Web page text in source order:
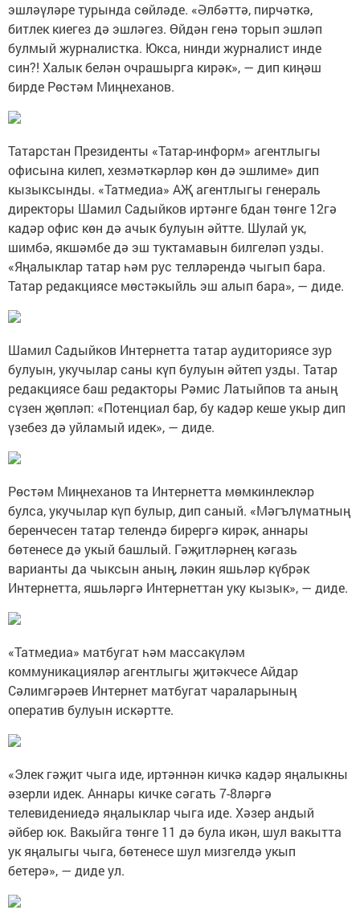
эшләүләре турында сөйләде. «Әлбәттә, пирчәткә,
битлек киегез дә эшләгез. Өйдән генә торып эшләп
булмый журналистка. Юкса, нинди журналист инде
син?! Халык белән очрашырга кирәк», — дип киңәш
бирде Рөстәм Миңнеханов.
Татарстан Президенты «Татар-информ» агентлыгы
офисына килеп, хезмәткәрләр көн дә эшлиме» дип
кызыксынды. «Татмедиа» АҖ агентлыгы генераль
директоры Шамил Садыйков иртәнге 6дан төнге 12гә
кадәр офис көн дә ачык булуын әйтте. Шулай ук,
шимбә, якшәмбе дә эш туктамавын билгеләп узды.
«Яңалыклар татар һәм рус телләрендә чыгып бара.
Татар редакциясе мөстәкыйль эш алып бара», — диде.
Шамил Садыйков Интернетта татар аудиториясе зур
булуын, укучылар саны күп булуын әйтеп узды. Татар
редакциясе баш редакторы Рәмис Латыйпов та аның
сүзен җөпләп: «Потенциал бар, бу кадәр кеше укыр дип
үзебез дә уйламый идек», — диде.
Рөстәм Миңнеханов та Интернетта мөмкинлекләр
булса, укучылар күп булыр, дип саный. «Мәгълүматның
беренчесен татар телендә бирергә кирәк, аннары
бөтенесе дә укый башлый. Гәҗитләрнең кәгазь
варианты да чыксын аның, ләкин яшьләр күбрәк
Интернетта, яшьләргә Интернеттан уку кызык», — диде.
«Татмедиа» матбугат һәм массакүләм
коммуникацияләр агентлыгы җитәкчесе Айдар
Сәлимгәрәев Интернет матбугат чараларының
оператив булуын искәртте.
«Элек гәҗит чыга иде, иртәннән кичкә кадәр яңалыкны
әзерли идек. Аннары кичке сәгать 7-8ләргә
телевидениедә яңалыклар чыга иде. Хәзер андый
әйбер юк. Вакыйга төнге 11 дә була икән, шул вакытта
ук яңалыгы чыга, бөтенесе шул мизгелдә укып
бетерә», — диде ул.